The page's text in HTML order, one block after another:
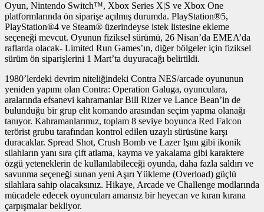
Oyun, Nintendo Switch™, Xbox Series X|S ve Xbox One
platformlarında ön siparişe açılmış durumda. PlayStation®5,
PlayStation®4 ve Steam® üzerindeyse istek listesine ekleme
seçeneği mevcut. Oyunun fiziksel sürümü, 26 Nisan’da EMEA’da
raflarda olacak- Limited Run Games’ın, diğer bölgeler için fiziksel
sürüm ön siparişlerini 1 Mart’ta duyuracağı belirtildi.
1980’lerdeki devrim niteliğindeki Contra NES/arcade oyununun
yeniden yapımı olan Contra: Operation Galuga, oyunculara,
aralarında efsanevi kahramanlar Bill Rizer ve Lance Bean’in de
bulunduğu bir grup elit komando arasından seçim yapma olanağı
tanıyor. Kahramanlarımız, toplam 8 seviye boyunca Red Falcon
terörist grubu tarafından kontrol edilen uzaylı sürüsüne karşı
duracaklar. Spread Shot, Crush Bomb ve Lazer Işını gibi ikonik
silahların yanı sıra çift atlama, kayma ve yakalama gibi karaktere
özgü yeteneklerin de kullanılabileceği oyunda, daha fazla saldırı ve
savunma seçeneği sunan yeni Aşırı Yükleme (Overload) güçlü
silahlara sahip olacaksınız. Hikaye, Arcade ve Challenge modlarında
mücadele edecek oyuncuları amansız bir heyecan ve kıran kırana
çarpışmalar bekliyor.